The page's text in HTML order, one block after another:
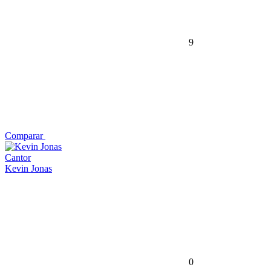
9
Comparar
Cantor
Kevin Jonas
0